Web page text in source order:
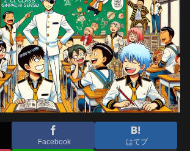
Facebook はてブ